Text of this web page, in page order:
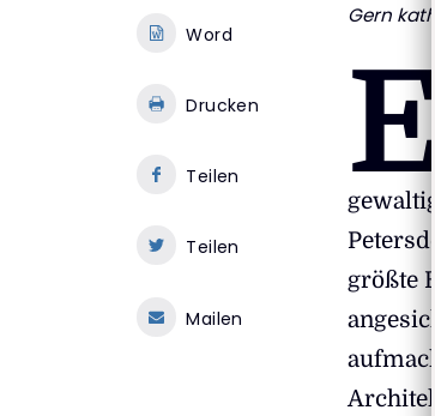
Gern
E
größte
Word
Drucken
Teilen
Teilen
Mailen